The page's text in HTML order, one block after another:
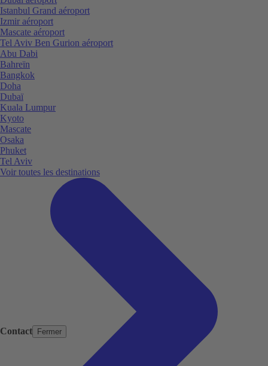
Contact Fermer
Istanbul Grand aéroport
Izmir aéroport
Mascate aéroport
Tel Aviv Ben Gurion aéroport
Abu Dabi
Bahreïn
Bangkok
Doha
Dubaï
Kuala Lumpur
Kyoto
Mascate
Osaka
Phuket
Tel Aviv
Voir toutes les destinations